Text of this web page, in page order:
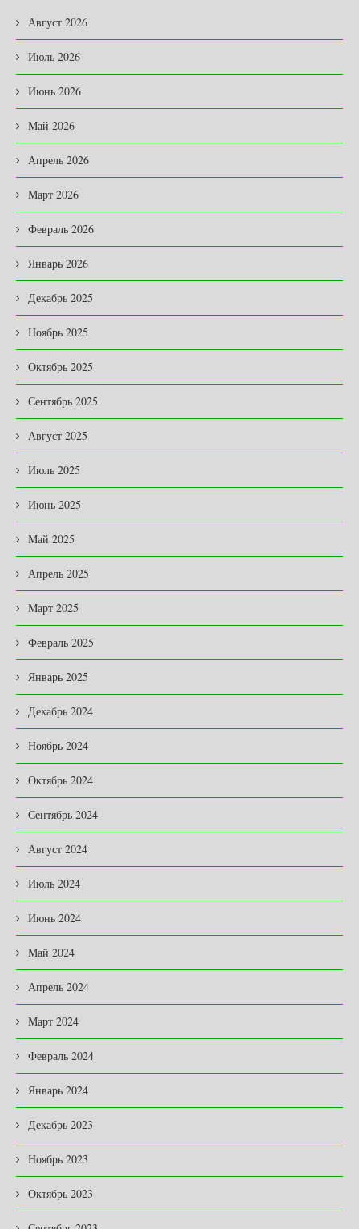
Август 2026
Июль 2026
Июнь 2026
Май 2026
Апрель 2026
Март 2026
Февраль 2026
Январь 2026
Декабрь 2025
Ноябрь 2025
Октябрь 2025
Сентябрь 2025
Август 2025
Июль 2025
Июнь 2025
Май 2025
Апрель 2025
Март 2025
Февраль 2025
Январь 2025
Декабрь 2024
Ноябрь 2024
Октябрь 2024
Сентябрь 2024
Август 2024
Июль 2024
Июнь 2024
Май 2024
Апрель 2024
Март 2024
Февраль 2024
Январь 2024
Декабрь 2023
Ноябрь 2023
Октябрь 2023